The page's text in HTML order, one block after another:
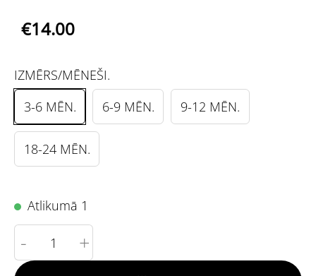
€14.00
IZMĒRS/MĒNEŠI.
3-6 MĒN.
6-9 MĒN. 9-12 MĒN.
18-24 MĒN.
Atlikumā 1
- +